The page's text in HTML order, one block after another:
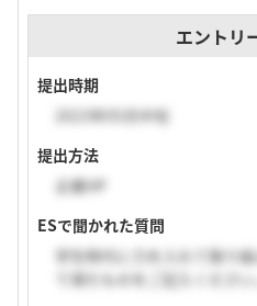
エントリ
提出時期
2023年05月中旬
提出方法
企業HP
ESで聞かれた質問
学生時代に力を入れて取り
て得たものをご記入ください